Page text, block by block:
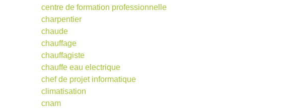
centre de formation professionnelle
charpentier
chaude
chauffage
chauffagiste
chauffe eau electrique
chef de projet informatique
climatisation
cnam